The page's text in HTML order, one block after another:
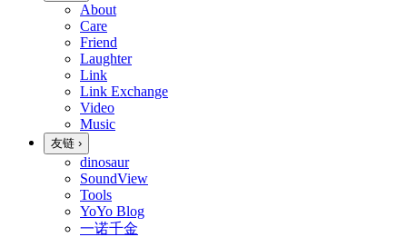
About
Care
Friend
Laughter
Link
Link Exchange
Video
Music
友链 ›
dinosaur
SoundView
Tools
YoYo Blog
一诺千金